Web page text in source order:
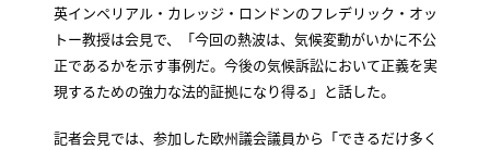
英インペリアル・カレッジ・ロンドンのフレデリック・オッ
トー教授は会見で、「今回の熱波は、気候変動がいかに不公
正であるかを示す事例だ。今後の気候訴訟において正義を実
現するための強力な法的証拠になり得る」と話した。
記者会見では、参加した欧州議会議員から「できるだけ多く